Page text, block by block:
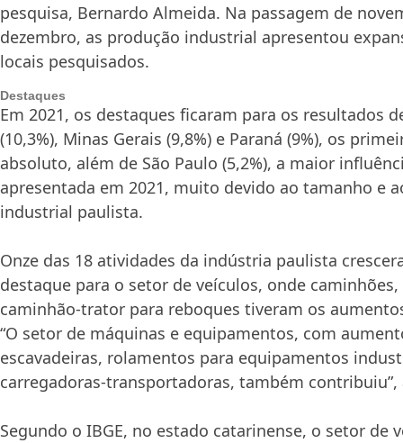
pesquisa, Bernardo Almeida. Na passagem de
dezembro, as produção industrial apresentou
locais pesquisados.
Destaques
Em 2021, os destaques ficaram para os resultados
(10,3%), Minas Gerais (9,8%) e Paraná (9%), os
absoluto, além de São Paulo (5,2%), a maior
apresentada em 2021, muito devido ao tamanho e
industrial paulista.
Onze das 18 atividades da indústria paulista
destaque para o setor de veículos, onde
caminhão-trator para reboques tiveram os
“O setor de máquinas e equipamentos, com
escavadeiras, rolamentos para equipamentos
carregadoras-transportadoras, também
Segundo o IBGE, no estado catarinense, o setor de